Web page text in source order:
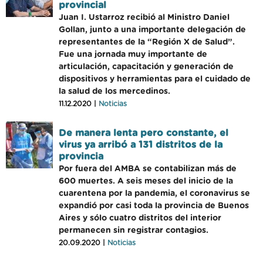
provincial
Juan I. Ustarroz recibió al Ministro Daniel
Gollan, junto a una importante delegación de
representantes de la “Región X de Salud”.
Fue una jornada muy importante de
articulación, capacitación y generación de
dispositivos y herramientas para el cuidado de
la salud de los mercedinos.
11.12.2020 | Noticias
De manera lenta pero constante, el
virus ya arribó a 131 distritos de la
provincia
Por fuera del AMBA se contabilizan más de
600 muertes. A seis meses del inicio de la
cuarentena por la pandemia, el coronavirus se
expandió por casi toda la provincia de Buenos
Aires y sólo cuatro distritos del interior
permanecen sin registrar contagios.
20.09.2020 | Noticias